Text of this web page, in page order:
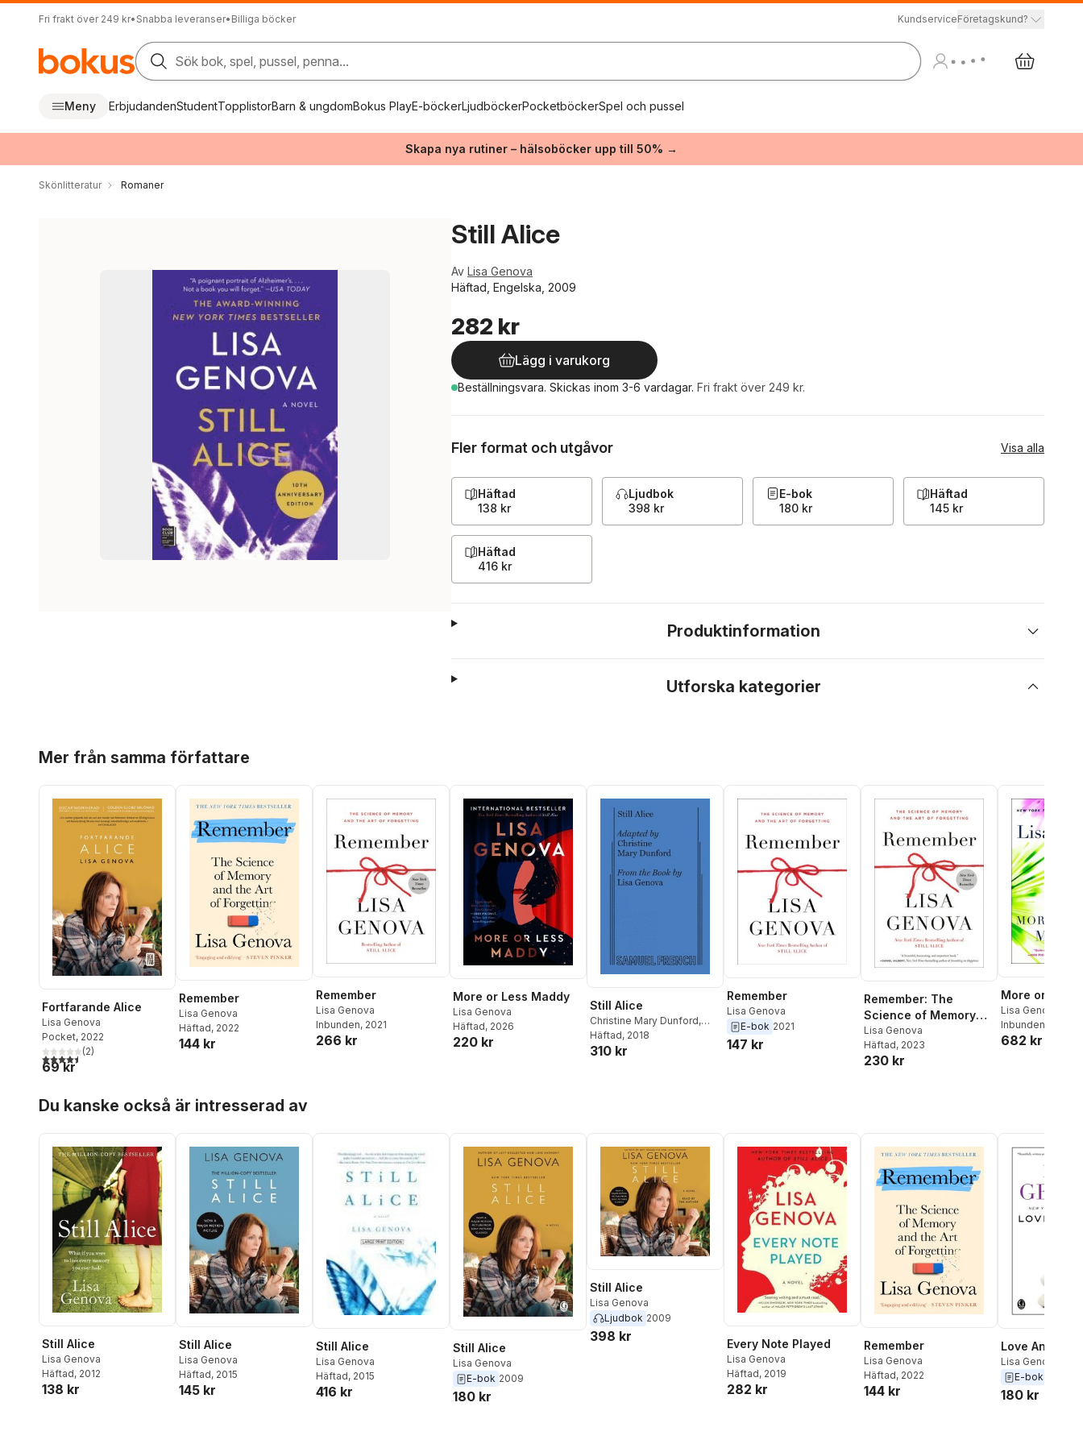
Fri frakt över 249 kr• Snabba leveranser• Billiga böcker KundserviceFöretagskund?
Sök bok, spel, pussel, penna...
Meny ErbjudandenStudentTopplistorBarn & ungdomBokus PlayE-böckerLjudböckerPocketböckerSpel och pussel
Skapa nya rutiner – hälsoböcker upp till 50% →
Skönlitteratur Romaner
Still Alice
Av Lisa Genova
Häftad, Engelska, 2009
282 kr
Lägg i varukorg
Beställningsvara. Skickas inom 3-6 vardagar. Fri frakt över 249 kr.
Fler format och utgåvor Visa alla
Häftad
138 kr
Ljudbok
398 kr
E-bok
180 kr
Häftad
145 kr
Häftad
416 kr
Produktinformation
Utforska kategorier
Mer från samma författare
Fortfarande Alice
Lisa Genova
Pocket, 2022
4,5utav 5 stjärnor. Totalt antal röster:
(2)
69 kr
Remember
Lisa Genova
Häftad, 2022
144 kr
Remember
Lisa Genova
Inbunden, 2021
266 kr
More or Less Maddy
Lisa Genova
Häftad, 2026
220 kr
Still Alice
Christine Mary Dunford,
Lisa Genova
Häftad, 2018
310 kr
Remember
Lisa Genova
E-bok 2021
147 kr
Remember: The
Science of Memory
and the Art of
Forgetting
Lisa Genova
Häftad, 2023
230 kr
More or Less
Lisa Genova
Inbunden
682 kr
Du kanske också är intresserad av
Still Alice
Lisa Genova
Häftad, 2012
138 kr
Still Alice
Lisa Genova
Häftad, 2015
145 kr
Still Alice
Lisa Genova
Häftad, 2015
416 kr
Still Alice
Lisa Genova
E-bok 2009
180 kr
Still Alice
Lisa Genova
Ljudbok 2009
398 kr Every Note Played
Lisa Genova
Häftad, 2019
282 kr
Remember
Lisa Genova
Häftad, 2022
144 kr
Love Anthony
Lisa Genova
E-bok
180 kr